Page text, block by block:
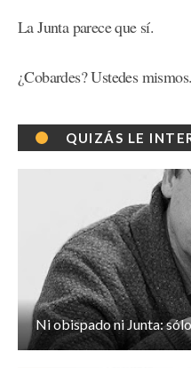
La Junta parece que sí.
¿Cobardes? Ustedes mismos.
QUIZÁS LE
Ni obispado ni Junta: